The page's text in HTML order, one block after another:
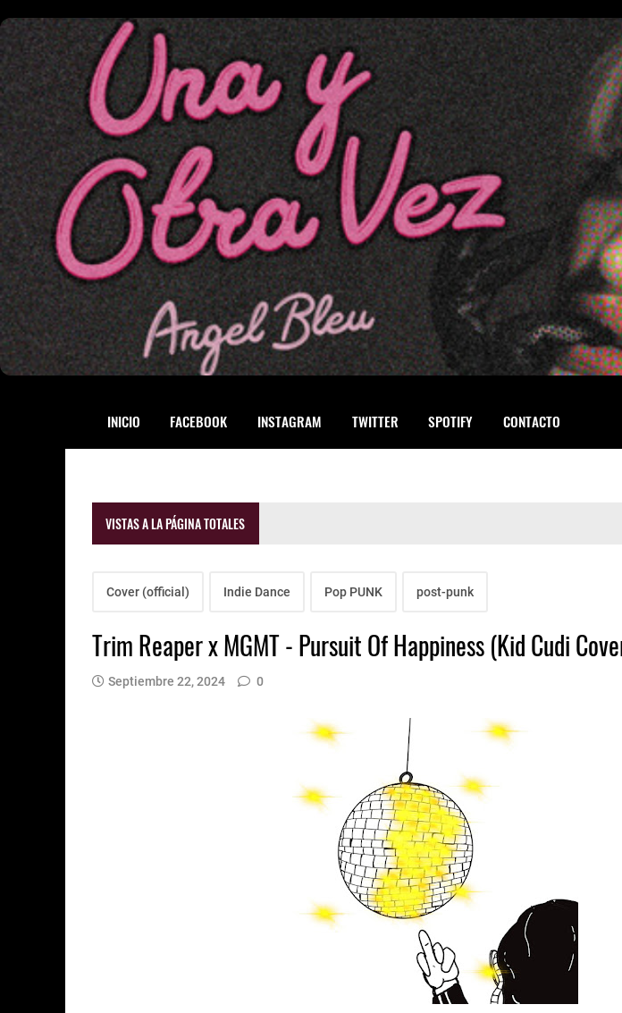
INICIO FACEBOOK INSTAGRAM TWITTER SPOTIFY CONTACTO
VISTAS A LA PÁGINA TOTALES
Cover (official) Indie Dance Pop PUNK post-punk
Trim Reaper x MGMT - Pursuit Of Happiness (Kid Cudi
Septiembre 22, 2024 0